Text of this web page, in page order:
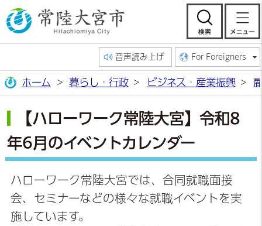
常陸大宮市公
検
音声読み上げ For Foreigners
ホーム 暮らし・行政 ビジネス・産業振興
【ハローワーク常陸大宮】令和8
年6月のイベントカレンダー
ハローワーク常陸大宮では、合同就職面接
会、セミナーなどの様々な就職イベントを実
施しています。